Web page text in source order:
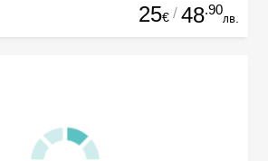
25€ / 48.90
лв.